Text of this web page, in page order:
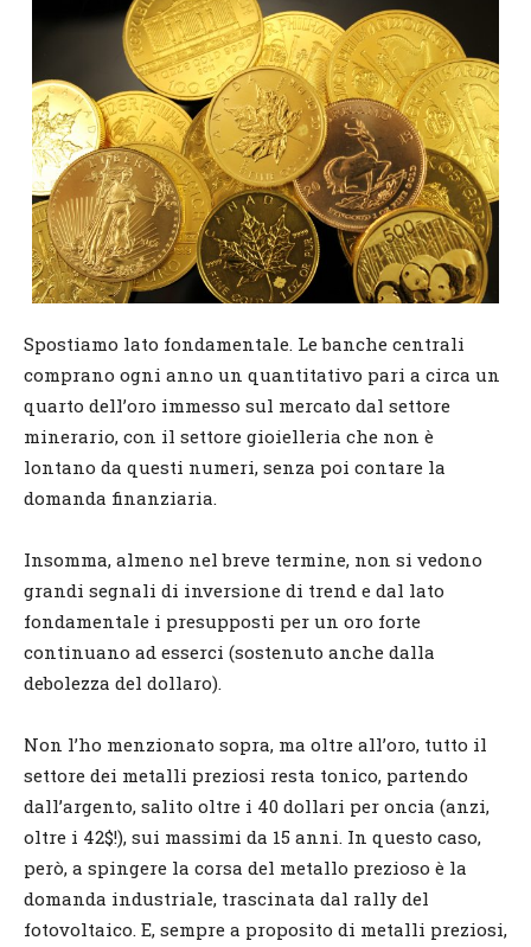
Spostiamo lato fondamentale. Le banche centrali
comprano ogni anno un quantitativo pari a circa un
quarto dell’oro immesso sul mercato dal settore
minerario, con il settore gioielleria che non è
lontano da questi numeri, senza poi contare la
domanda finanziaria.
Insomma, almeno nel breve termine, non si vedono
grandi segnali di inversione di trend e dal lato
fondamentale i presupposti per un oro forte
continuano ad esserci (sostenuto anche dalla
debolezza del dollaro).
Non l’ho menzionato sopra, ma oltre all’oro, tutto il
settore dei metalli preziosi resta tonico, partendo
dall’argento, salito oltre i 40 dollari per oncia (anzi,
oltre i 42$!), sui massimi da 15 anni. In questo caso,
però, a spingere la corsa del metallo prezioso è la
domanda industriale, trascinata dal rally del
fotovoltaico. E, sempre a proposito di metalli preziosi,